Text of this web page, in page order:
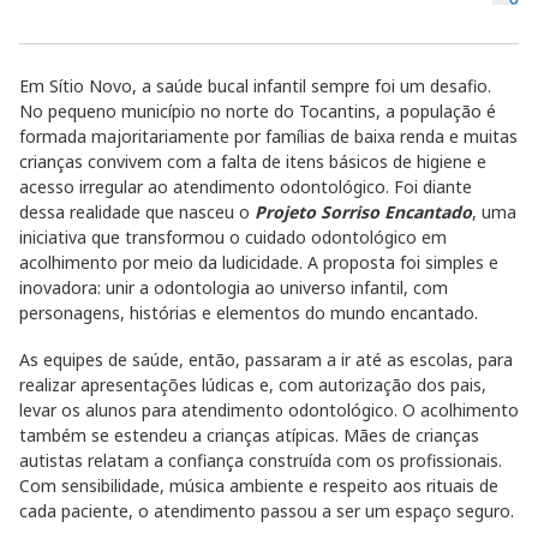
Em Sítio Novo, a saúde bucal infantil sempre foi um desafio.
No pequeno município no norte do Tocantins, a população é
formada majoritariamente por famílias de baixa renda e muitas
crianças convivem com a falta de itens básicos de higiene e
acesso irregular ao atendimento odontológico. Foi diante
dessa realidade que nasceu o Projeto Sorriso Encantado, uma
iniciativa que transformou o cuidado odontológico em
acolhimento por meio da ludicidade. A proposta foi simples e
inovadora: unir a odontologia ao universo infantil, com
personagens, histórias e elementos do mundo encantado.
As equipes de saúde, então, passaram a ir até as escolas, para
realizar apresentações lúdicas e, com autorização dos pais,
levar os alunos para atendimento odontológico. O acolhimento
também se estendeu a crianças atípicas. Mães de crianças
autistas relatam a confiança construída com os profissionais.
Com sensibilidade, música ambiente e respeito aos rituais de
cada paciente, o atendimento passou a ser um espaço seguro.